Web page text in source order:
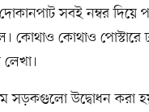
সবই নম্বর
কোথাও কোথাও
সড়কগুলো উদ্বোধন করা